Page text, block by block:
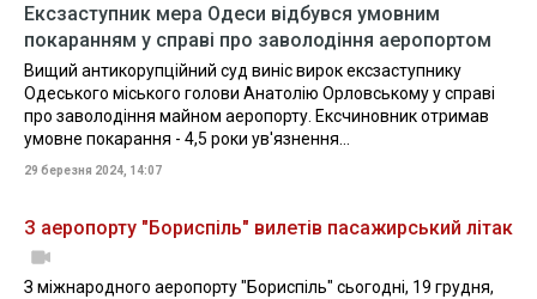
Ексзаступник мера Одеси відбувся умовним
покаранням у справі про заволодіння аеропортом
Вищий антикорупційний суд виніс вирок ексзаступнику
Одеського міського голови Анатолію Орловському у справі
про заволодіння майном аеропорту. Ексчиновник отримав
умовне покарання - 4,5 роки ув'язнення...
29 березня 2024, 14:07
З аеропорту "Бориспіль" вилетів пасажирський літак
З міжнародного аеропорту "Бориспіль" сьогодні, 19 грудня,